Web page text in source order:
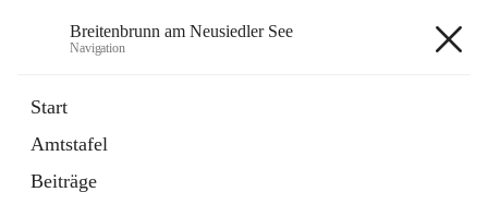
Breitenbrunn am Neusiedler See
Navigation
Start
Amtstafel
Beiträge
18 Schnellzugriffe